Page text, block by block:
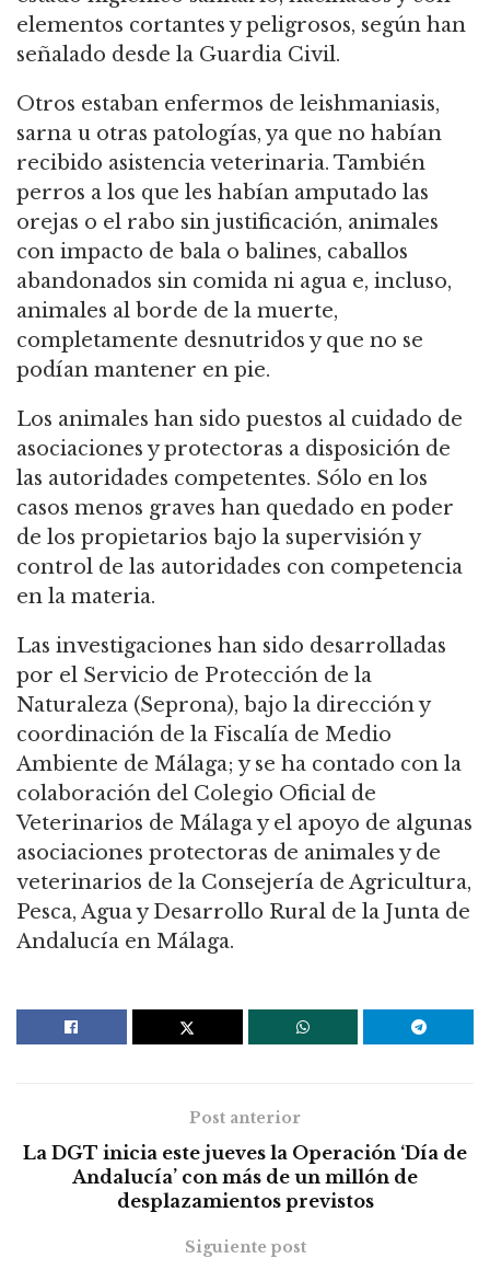
elementos cortantes y peligrosos, según han
señalado desde la Guardia Civil.
Otros estaban enfermos de leishmaniasis,
sarna u otras patologías, ya que no habían
recibido asistencia veterinaria. También
perros a los que les habían amputado las
orejas o el rabo sin justificación, animales
con impacto de bala o balines, caballos
abandonados sin comida ni agua e, incluso,
animales al borde de la muerte,
completamente desnutridos y que no se
podían mantener en pie.
Los animales han sido puestos al cuidado de
asociaciones y protectoras a disposición de
las autoridades competentes. Sólo en los
casos menos graves han quedado en poder
de los propietarios bajo la supervisión y
control de las autoridades con competencia
en la materia.
Las investigaciones han sido desarrolladas
por el Servicio de Protección de la
Naturaleza (Seprona), bajo la dirección y
coordinación de la Fiscalía de Medio
Ambiente de Málaga; y se ha contado con la
colaboración del Colegio Oficial de
Veterinarios de Málaga y el apoyo de algunas
asociaciones protectoras de animales y de
veterinarios de la Consejería de Agricultura,
Pesca, Agua y Desarrollo Rural de la Junta de
Andalucía en Málaga.
Post anterior
La DGT inicia este jueves la Operación ‘Día de
Andalucía’ con más de un millón de
desplazamientos previstos
Siguiente post